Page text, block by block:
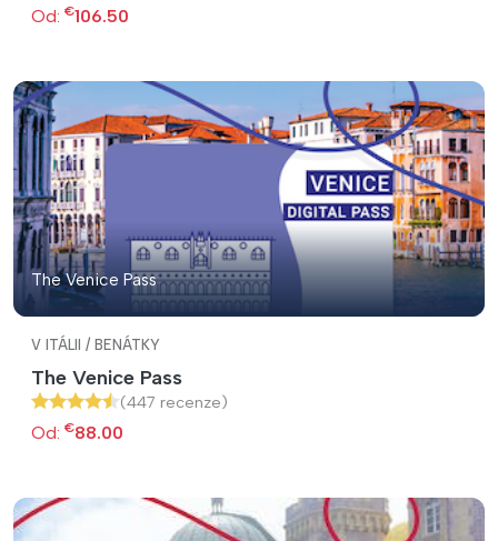
Od: €106.50
The Venice Pass
V ITÁLII / BENÁTKY
The Venice Pass
(447 recenze)
Od: €88.00